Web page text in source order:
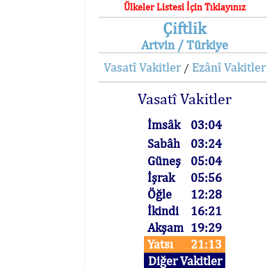
Ülkeler Listesi İçin Tıklayınız
Çiftlik
Artvin / Türkiye
Vasatî Vakitler/ Ezânî Vakitler
Vasatî Vakitler
İmsâk
03:04
Sabâh
03:24
Güneş
05:04
İşrak
05:56
Öğle
12:28
İkindi
16:21
Akşam 19:29
Yatsı
21:13
Diğer Vakitler